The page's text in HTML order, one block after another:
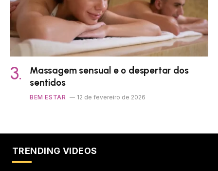
Massagem sensual e o despertar dos
sentidos
BEM ESTAR 12 de fevereiro de 2026
TRENDING VIDEOS